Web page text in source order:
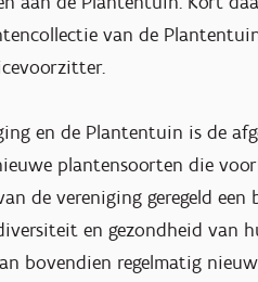
van de
en de Plantentuin is de
plantensoorten die
de vereniging geregeld
en gezondheid van
bovendien regelmatig